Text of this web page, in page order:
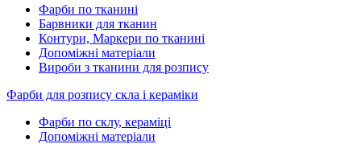
Фарби по тканині
Барвники для тканин
Контури, Маркери по тканині
Допоміжні матеріали
Вироби з тканини для розпису
Фарби для розпису скла і кераміки
Фарби по склу, кераміці
Допоміжні матеріали